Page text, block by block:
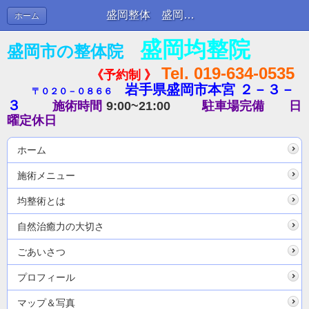
盛岡整体 盛岡均整院のブログ ４ | ブログ
ホーム
盛岡市の整体院 盛岡均整院
《予約制 》 Tel. 019-634-0535
〒０２０－０８６６
岩手県盛岡市本宮 ２－３－
３
施術時間 9:00~21:00 駐車場完備
日
曜定休日
ホーム
施術メニュー
均整術とは
自然治癒力の大切さ
ごあいさつ
プロフィール
マップ＆写真